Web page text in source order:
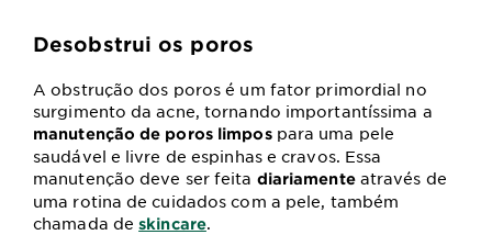
Desobstrui os poros
A obstrução dos poros é um fator primordial no
surgimento da acne, tornando importantíssima a
manutenção de poros limpospara uma pele
saudável e livre de espinhas e cravos. Essa
manutenção deve ser feita diariamenteatravés de
uma rotina de cuidados com a pele, também
chamada deskincare.